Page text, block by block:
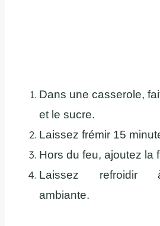
Dans une casserole,
et le sucre.
Laissez frémir 15
Hors du feu, ajoutez la
Laissez refroidir
ambiante.